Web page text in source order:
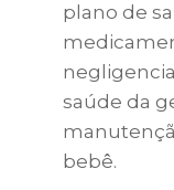
plano de
saúde da
bebê.